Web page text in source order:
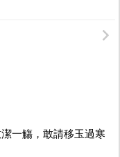
一觴，敢請移玉過寒